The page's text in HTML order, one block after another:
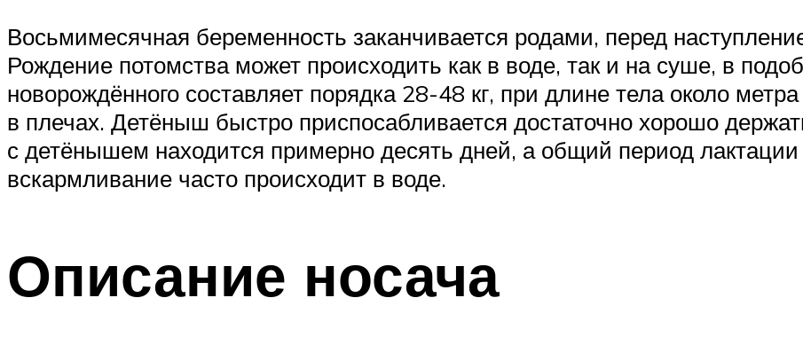
Восьмимесячная беременность заканчивается родами, перед
Рождение потомства может происходить как в воде, так и на суше, в
новорождённого составляет порядка 28-48 кг, при длине тела около
в плечах. Детёныш быстро приспосабливается достаточно хорошо
с детёнышем находится примерно десять дней, а общий период лактации
вскармливание часто происходит в воде.
Описание носача